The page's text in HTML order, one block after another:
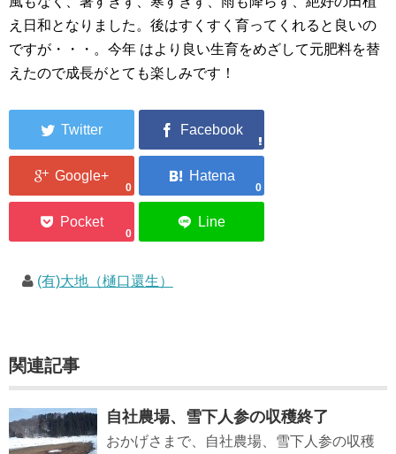
え日和となりました。後はすくすく育ってくれると良いの
ですが・・・。今年 はより良い生育をめざして元肥料を替
えたので成長がとても楽しみです！
0 0
0
(有)大地（樋口還生）
関連記事
自社農場、雪下人参の収穫終了
おかげさまで、自社農場、雪下人参の収穫